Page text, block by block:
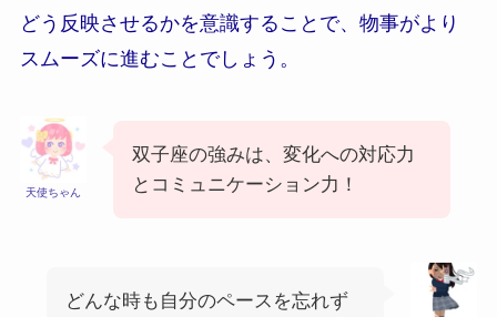
どう反映させるかを意識することで、物事がより
スムーズに進むことでしょう。
天使ちゃん
双子座の強みは、変化への対応力
とコミュニケーション力！
どんな時も自分のペースを忘れず